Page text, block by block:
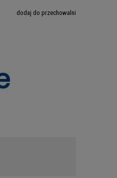
dodaj do przechowalni